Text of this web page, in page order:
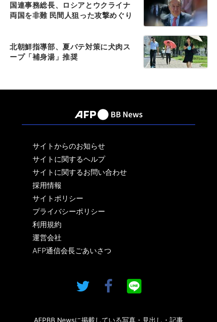
国連事務総長、ロシアとウクライナ
両国を非難 民間人狙った攻撃めぐり
北朝鮮指導部、夏バテ対策に犬肉ス
ープ「補身湯」推奨
サイトからのお知らせ
サイトに関するヘルプ
サイトに関するお問い合わせ
採用情報
サイトポリシー
プライバシーポリシー
利用規約
運営会社
AFP通信会長ごあいさつ
AFPBB Newsに掲載している写真・見出し・記事